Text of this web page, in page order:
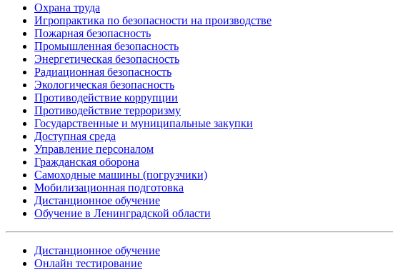
Охрана труда
Игропрактика по безопасности на производстве
Пожарная безопасность
Промышленная безопасность
Энергетическая безопасность
Радиационная безопасность
Экологическая безопасность
Противодействие коррупции
Противодействие терроризму
Государственные и муниципальные закупки
Доступная среда
Управление персоналом
Гражданская оборона
Самоходные машины (погрузчики)
Мобилизационная подготовка
Дистанционное обучение
Обучение в Ленинградской области
Дистанционное обучение
Онлайн тестирование